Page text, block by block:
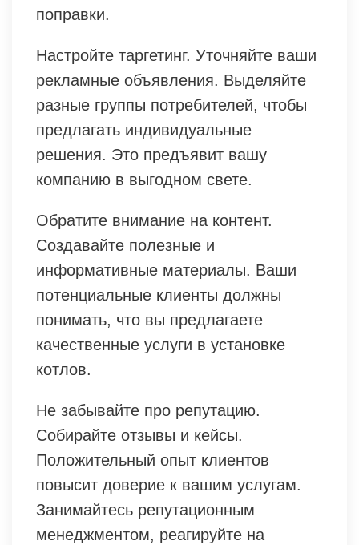
поправки.
Настройте таргетинг. Уточняйте ваши
рекламные объявления. Выделяйте
разные группы потребителей, чтобы
предлагать индивидуальные
решения. Это предъявит вашу
компанию в выгодном свете.
Обратите внимание на контент.
Создавайте полезные и
информативные материалы. Ваши
потенциальные клиенты должны
понимать, что вы предлагаете
качественные услуги в установке
котлов.
Не забывайте про репутацию.
Собирайте отзывы и кейсы.
Положительный опыт клиентов
повысит доверие к вашим услугам.
Занимайтесь репутационным
менеджментом, реагируйте на